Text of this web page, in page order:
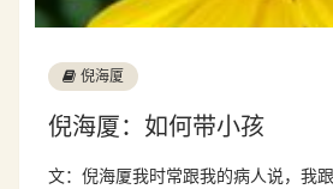
倪海厦
倪海厦：如何带小孩
文：倪海厦我时常跟我的病人说，我